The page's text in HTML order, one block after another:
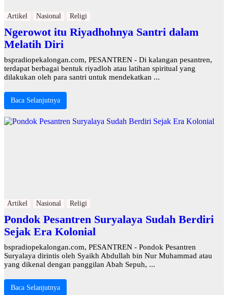
Artikel Nasional Religi
Ngerowot itu Riyadhohnya Santri dalam
Melatih Diri
bspradiopekalongan.com, PESANTREN - Di kalangan pesantren,
terdapat berbagai bentuk riyadloh atau latihan spiritual yang
dilakukan oleh para santri untuk mendekatkan ...
Baca Selanjutnya
Artikel Nasional Religi
Pondok Pesantren Suryalaya Sudah Berdiri
Sejak Era Kolonial
bspradiopekalongan.com, PESANTREN - Pondok Pesantren
Suryalaya dirintis oleh Syaikh Abdullah bin Nur Muhammad atau
yang dikenal dengan panggilan Abah Sepuh, ...
Baca Selanjutnya